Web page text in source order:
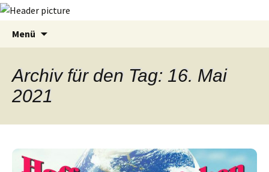
Menü
Archiv für den Tag: 16. Mai
2021